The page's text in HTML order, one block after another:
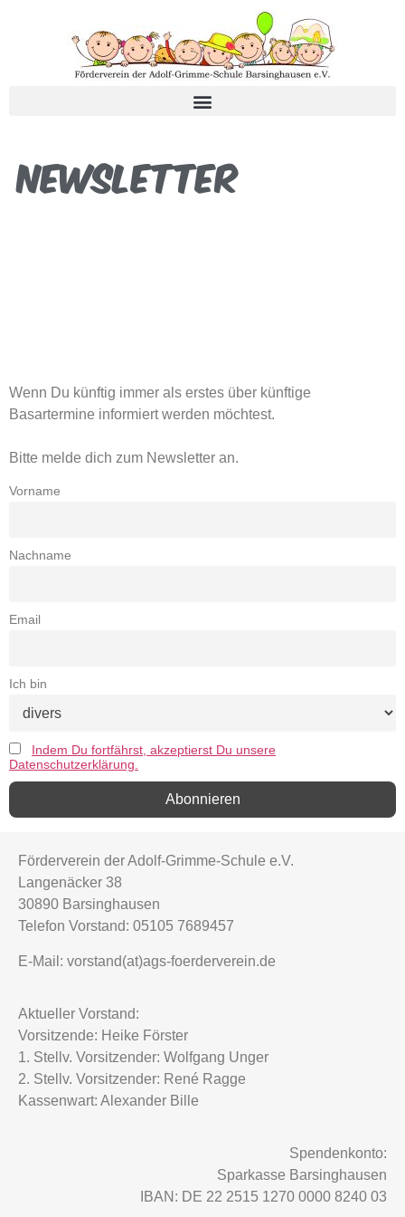
Newsletter
Wenn Du künftig immer als erstes über künftige
Basartermine informiert werden möchtest.
Bitte melde dich zum Newsletter an.
Vorname
Nachname
Email
Ich bin
Indem Du fortfährst, akzeptierst Du unsere
Datenschutzerklärung.
Förderverein der Adolf-Grimme-Schule e.V.
Langenäcker 38
30890 Barsinghausen
Telefon Vorstand: 05105 7689457
E-Mail: vorstand(at)ags-foerderverein.de
Aktueller Vorstand:
Vorsitzende: Heike Förster
1. Stellv. Vorsitzender: Wolfgang Unger
2. Stellv. Vorsitzender: René Ragge
Kassenwart: Alexander Bille
Spendenkonto:
Sparkasse Barsinghausen
IBAN: DE 22 2515 1270 0000 8240 03